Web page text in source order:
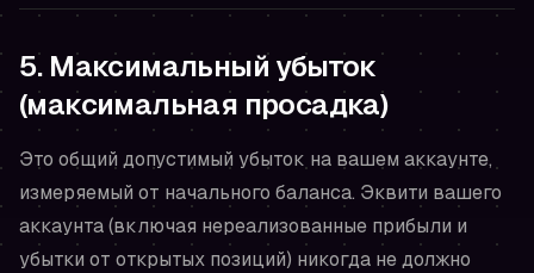
5. Максимальный убыток
(максимальная просадка)
Это общий допустимый убыток на вашем аккаунте,
измеряемый от начального баланса. Эквити вашего
аккаунта (включая нереализованные прибыли и
убытки от открытых позиций) никогда не должно